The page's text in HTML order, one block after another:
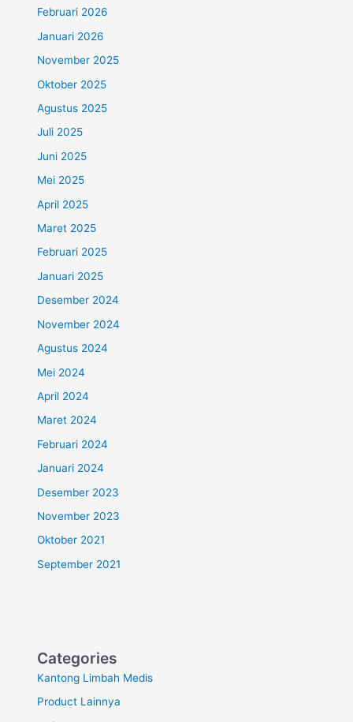
Februari 2026
Januari 2026
November 2025
Oktober 2025
Agustus 2025
Juli 2025
Juni 2025
Mei 2025
April 2025
Maret 2025
Februari 2025
Januari 2025
Desember 2024
November 2024
Agustus 2024
Mei 2024
April 2024
Maret 2024
Februari 2024
Januari 2024
Desember 2023
November 2023
Oktober 2021
September 2021
Categories
Kantong Limbah Medis
Product Lainnya